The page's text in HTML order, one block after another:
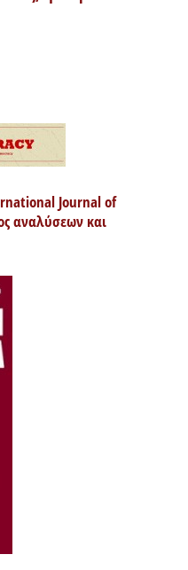
Journal of
αναλύσεων και